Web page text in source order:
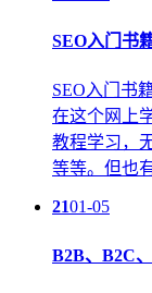
SEO入门书
SEO入门书
在这个网上
教程学习，
等等。但也
2101-05
B2B、B2C